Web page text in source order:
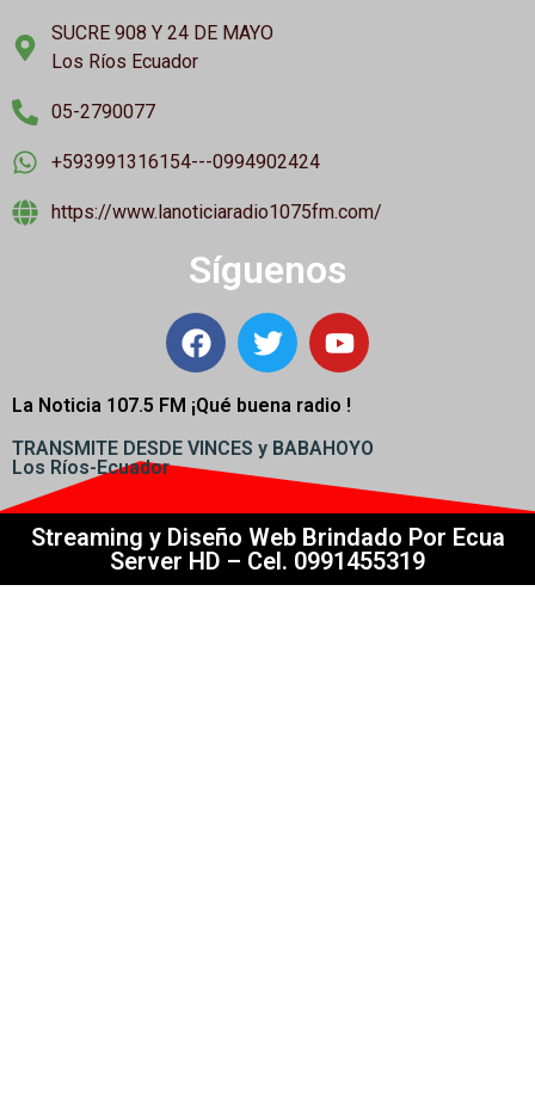
SUCRE 908 Y 24 DE MAYO
Los Ríos Ecuador
05-2790077
+593991316154---0994902424
https://www.lanoticiaradio1075fm.com/
Síguenos
La Noticia 107.5 FM ¡Qué buena radio !
TRANSMITE DESDE VINCES y BABAHOYO
Los Ríos-Ecuador
Streaming y Diseño Web Brindado Por Ecua
Server HD – Cel. 0991455319